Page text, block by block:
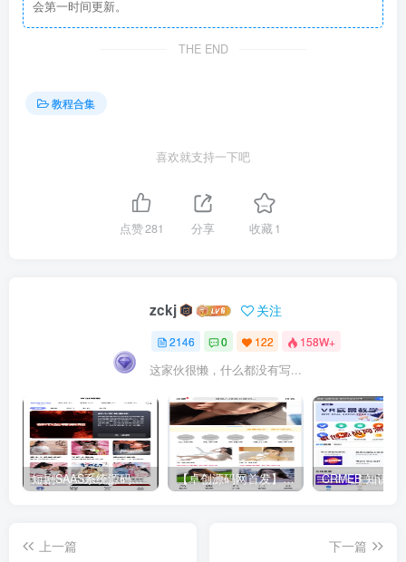
会第一时间更新。
THE END
教程合集
喜欢就支持一下吧
点赞281 分享 收藏1
zckj 关注
2146 0 122 158W+
这家伙很懒，什么都没有写...
短剧SAAS系统源码｜多端分销+云存储+多租户架构 【卓创源码网首发】全开源视频打赏系统源码｜双模板+代理分站+易支付对接｜API全面修复｜站长盈利利器！​
上一篇
下一篇